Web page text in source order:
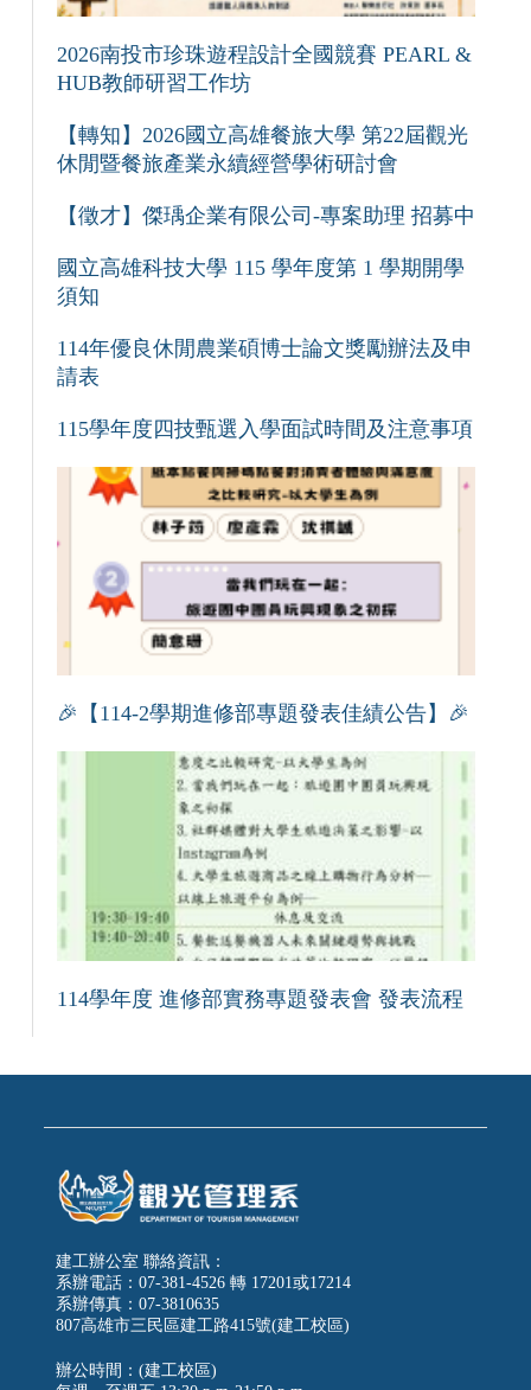
2026南投市珍珠遊程設計全國競賽 PEARL &
HUB教師研習工作坊
【轉知】2026國立高雄餐旅大學 第22屆觀光
休閒暨餐旅產業永續經營學術研討會
【徵才】傑瑀企業有限公司-專案助理 招募中
國立高雄科技大學 115 學年度第 1 學期開學
須知
114年優良休閒農業碩博士論文獎勵辦法及申
請表
115學年度四技甄選入學面試時間及注意事項
🎉【114-2學期進修部專題發表佳績公告】🎉
114學年度 進修部實務專題發表會 發表流程
建工辦公室 聯絡資訊：
系辦電話：07-381-4526 轉 17201或17214
系辦傳真：07-3810635
807高雄市三民區建工路415號(建工校區)
辦公時間：(建工校區)